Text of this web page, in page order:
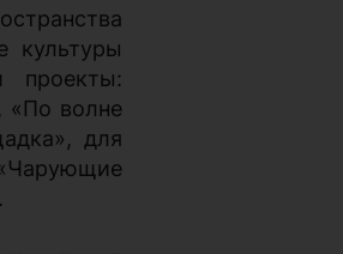
культуры
проекты:
«По волне
для